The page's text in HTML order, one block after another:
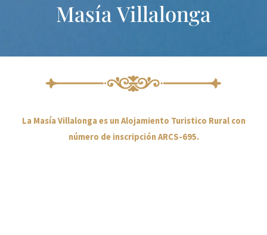
Masía Villalonga
La Masía Villalonga es un Alojamiento Turistico Rural con
número de inscripción ARCS-695.